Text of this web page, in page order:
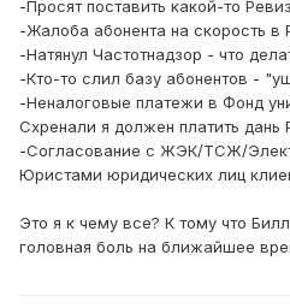
-Просят поставить какой-то
-Жалоба абонента на скорость в
-Натянул Частотнадзор - что
-Кто-то слил базу абонентов -
-Неналоговые платежи в Фонд
Схренали я должен платить дань
-Согласование с ЖЭК/ТСЖ/
Юристами юридических лиц
Это я к чему все? К тому что
головная боль на ближайшее